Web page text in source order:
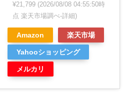
¥21,799 (2026/08/08 04:55:50時
点 楽天市場調べ-詳細)
Amazon 楽天市場
Yahooショッピング
メルカリ